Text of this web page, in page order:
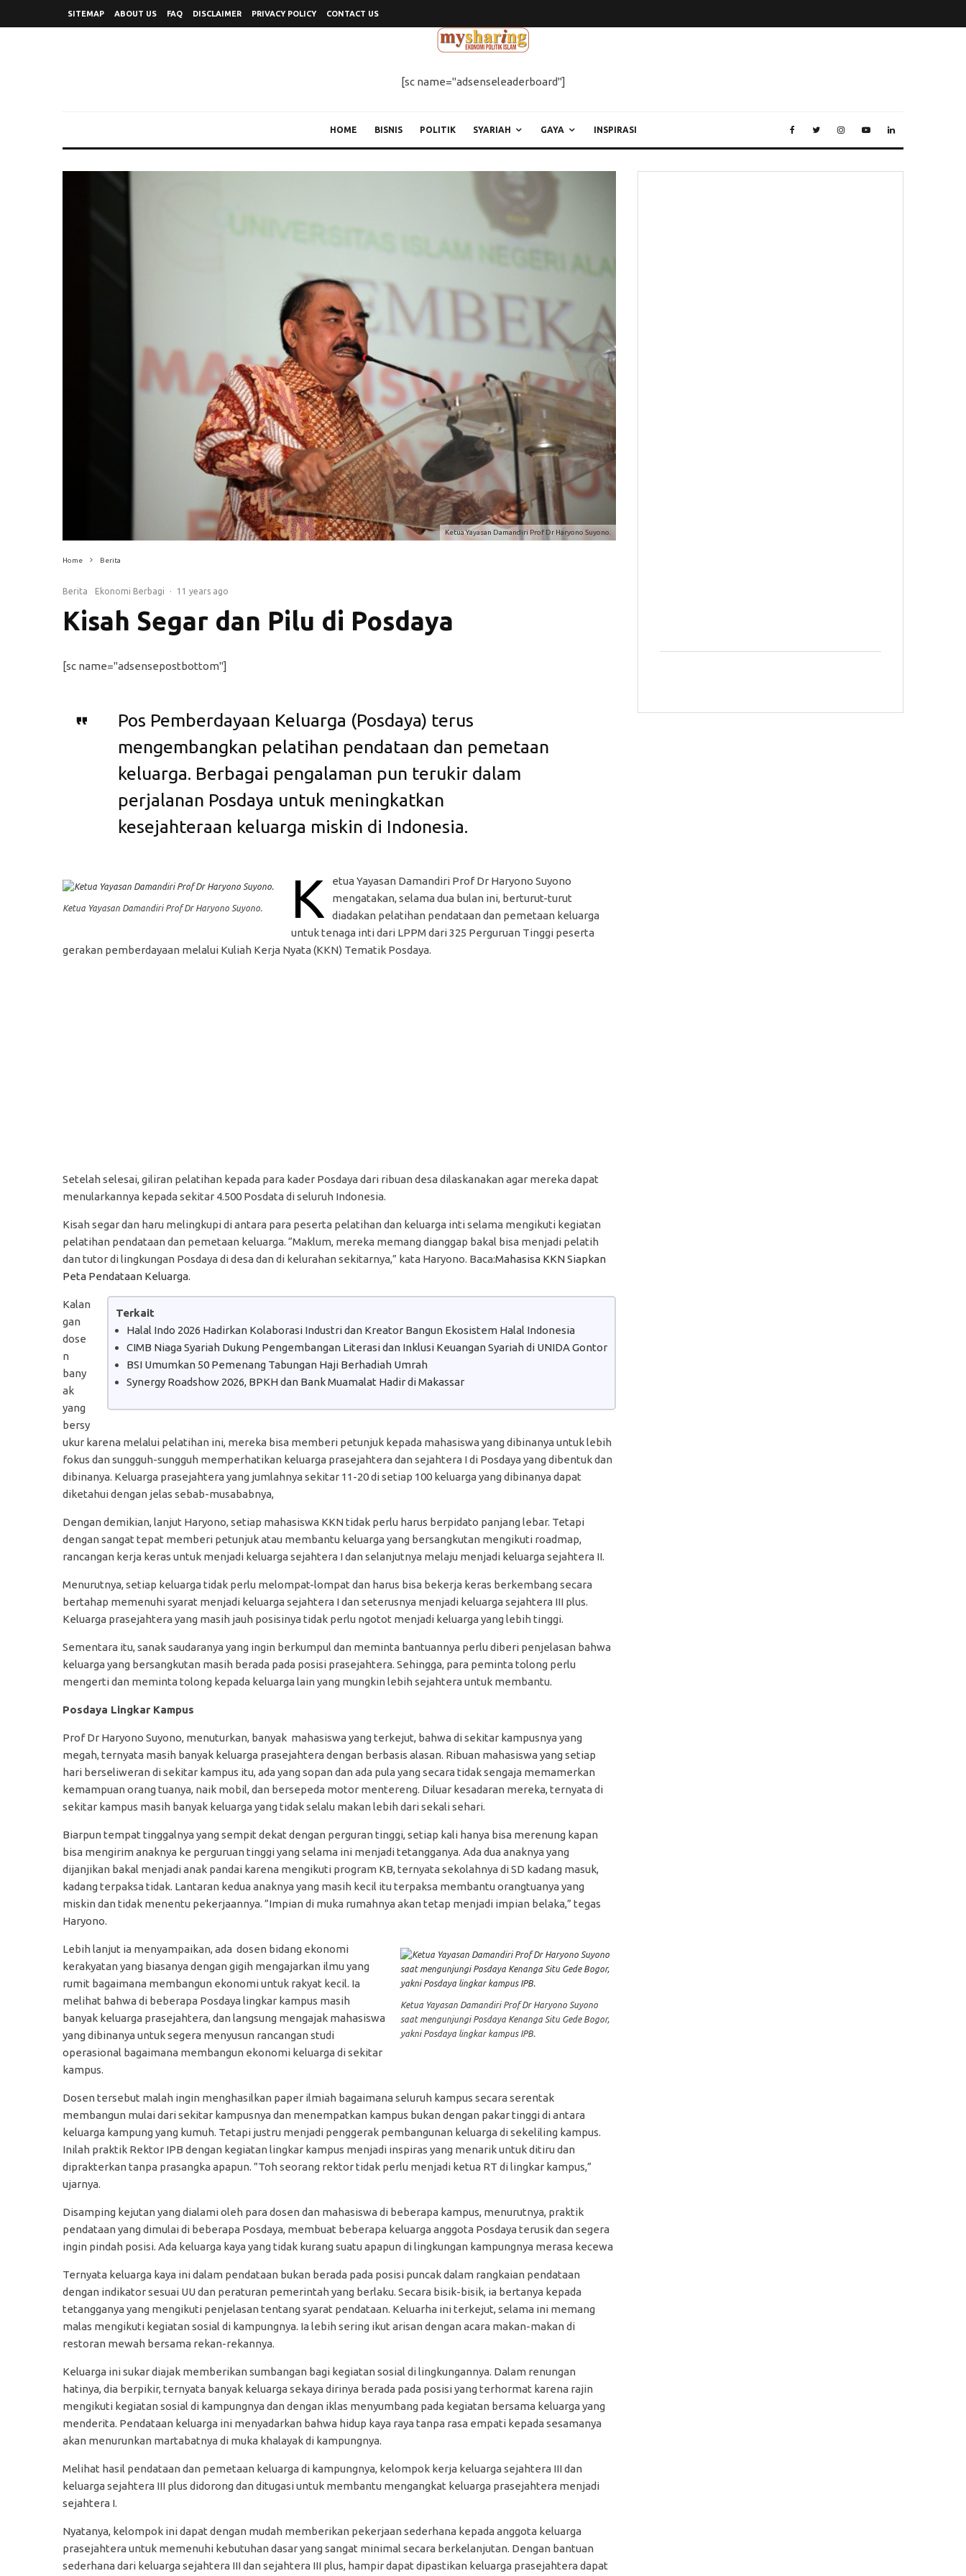
SITEMAP ABOUT US FAQ DISCLAIMER PRIVACY POLICY CONTACT US
[sc name="adsenseleaderboard"]
HOME BISNIS POLITIK SYARIAH GAYA INSPIRASI
Ketua Yayasan Damandiri Prof Dr Haryono Suyono.
Home Berita
Berita Ekonomi Berbagi · 11 years ago
Kisah Segar dan Pilu di Posdaya
[sc name="adsensepostbottom"]
Pos Pemberdayaan Keluarga (Posdaya) terus
mengembangkan pelatihan pendataan dan pemetaan
keluarga. Berbagai pengalaman pun terukir dalam
perjalanan Posdaya untuk meningkatkan
kesejahteraan keluarga miskin di Indonesia.
Ketua Yayasan Damandiri Prof Dr Haryono Suyono. K
etua Yayasan Damandiri Prof Dr Haryono Suyono
mengatakan, selama dua bulan ini, berturut-turut
diadakan pelatihan pendataan dan pemetaan keluarga
untuk tenaga inti dari LPPM dari 325 Perguruan Tinggi peserta
gerakan pemberdayaan melalui Kuliah Kerja Nyata (KKN) Tematik Posdaya.
Setelah selesai, giliran pelatihan kepada para kader Posdaya dari ribuan desa dilaskanakan agar mereka dapat
menularkannya kepada sekitar 4.500 Posdata di seluruh Indonesia.
Kisah segar dan haru melingkupi di antara para peserta pelatihan dan keluarga inti selama mengikuti kegiatan
pelatihan pendataan dan pemetaan keluarga. “Maklum, mereka memang dianggap bakal bisa menjadi pelatih
dan tutor di lingkungan Posdaya di desa dan di kelurahan sekitarnya,” kata Haryono. Baca:Mahasisa KKN Siapkan
Peta Pendataan Keluarga.
Terkait
Halal Indo 2026 Hadirkan Kolaborasi Industri dan Kreator Bangun Ekosistem Halal Indonesia
CIMB Niaga Syariah Dukung Pengembangan Literasi dan Inklusi Keuangan Syariah di UNIDA Gontor
BSI Umumkan 50 Pemenang Tabungan Haji Berhadiah Umrah
Synergy Roadshow 2026, BPKH dan Bank Muamalat Hadir di Makassar
Kalan
gan
dose
n
bany
ak
yang
bersy
ukur karena melalui pelatihan ini, mereka bisa memberi petunjuk kepada mahasiswa yang dibinanya untuk lebih
fokus dan sungguh-sungguh memperhatikan keluarga prasejahtera dan sejahtera I di Posdaya yang dibentuk dan
dibinanya. Keluarga prasejahtera yang jumlahnya sekitar 11-20 di setiap 100 keluarga yang dibinanya dapat
diketahui dengan jelas sebab-musababnya,
Dengan demikian, lanjut Haryono, setiap mahasiswa KKN tidak perlu harus berpidato panjang lebar. Tetapi
dengan sangat tepat memberi petunjuk atau membantu keluarga yang bersangkutan mengikuti roadmap,
rancangan kerja keras untuk menjadi keluarga sejahtera I dan selanjutnya melaju menjadi keluarga sejahtera II.
Menurutnya, setiap keluarga tidak perlu melompat-lompat dan harus bisa bekerja keras berkembang secara
bertahap memenuhi syarat menjadi keluarga sejahtera I dan seterusnya menjadi keluarga sejahtera III plus.
Keluarga prasejahtera yang masih jauh posisinya tidak perlu ngotot menjadi keluarga yang lebih tinggi.
Sementara itu, sanak saudaranya yang ingin berkumpul dan meminta bantuannya perlu diberi penjelasan bahwa
keluarga yang bersangkutan masih berada pada posisi prasejahtera. Sehingga, para peminta tolong perlu
mengerti dan meminta tolong kepada keluarga lain yang mungkin lebih sejahtera untuk membantu.
Posdaya Lingkar Kampus
Prof Dr Haryono Suyono, menuturkan, banyak mahasiswa yang terkejut, bahwa di sekitar kampusnya yang
megah, ternyata masih banyak keluarga prasejahtera dengan berbasis alasan. Ribuan mahasiswa yang setiap
hari berseliweran di sekitar kampus itu, ada yang sopan dan ada pula yang secara tidak sengaja memamerkan
kemampuan orang tuanya, naik mobil, dan bersepeda motor mentereng. Diluar kesadaran mereka, ternyata di
sekitar kampus masih banyak keluarga yang tidak selalu makan lebih dari sekali sehari.
Biarpun tempat tinggalnya yang sempit dekat dengan perguran tinggi, setiap kali hanya bisa merenung kapan
bisa mengirim anaknya ke perguruan tinggi yang selama ini menjadi tetangganya. Ada dua anaknya yang
dijanjikan bakal menjadi anak pandai karena mengikuti program KB, ternyata sekolahnya di SD kadang masuk,
kadang terpaksa tidak. Lantaran kedua anaknya yang masih kecil itu terpaksa membantu orangtuanya yang
miskin dan tidak menentu pekerjaannya. ”Impian di muka rumahnya akan tetap menjadi impian belaka,” tegas
Haryono.
Ketua Yayasan Damandiri Prof Dr Haryono Suyono
saat mengunjungi Posdaya Kenanga Situ Gede Bogor,
yakni Posdaya lingkar kampus IPB.
Lebih lanjut ia menyampaikan, ada dosen bidang ekonomi
kerakyatan yang biasanya dengan gigih mengajarkan ilmu yang
rumit bagaimana membangun ekonomi untuk rakyat kecil. Ia
melihat bahwa di beberapa Posdaya lingkar kampus masih
banyak keluarga prasejahtera, dan langsung mengajak mahasiswa
yang dibinanya untuk segera menyusun rancangan studi
operasional bagaimana membangun ekonomi keluarga di sekitar
kampus.
Dosen tersebut malah ingin menghasilkan paper ilmiah bagaimana seluruh kampus secara serentak
membangun mulai dari sekitar kampusnya dan menempatkan kampus bukan dengan pakar tinggi di antara
keluarga kampung yang kumuh. Tetapi justru menjadi penggerak pembangunan keluarga di sekeliling kampus.
Inilah praktik Rektor IPB dengan kegiatan lingkar kampus menjadi inspiras yang menarik untuk ditiru dan
diprakterkan tanpa prasangka apapun. ”Toh seorang rektor tidak perlu menjadi ketua RT di lingkar kampus,”
ujarnya.
Disamping kejutan yang dialami oleh para dosen dan mahasiswa di beberapa kampus, menurutnya, praktik
pendataan yang dimulai di beberapa Posdaya, membuat beberapa keluarga anggota Posdaya terusik dan segera
ingin pindah posisi. Ada keluarga kaya yang tidak kurang suatu apapun di lingkungan kampungnya merasa kecewa
Ternyata keluarga kaya ini dalam pendataan bukan berada pada posisi puncak dalam rangkaian pendataan
dengan indikator sesuai UU dan peraturan pemerintah yang berlaku. Secara bisik-bisik, ia bertanya kepada
tetangganya yang mengikuti penjelasan tentang syarat pendataan. Keluarha ini terkejut, selama ini memang
malas mengikuti kegiatan sosial di kampungnya. Ia lebih sering ikut arisan dengan acara makan-makan di
restoran mewah bersama rekan-rekannya.
Keluarga ini sukar diajak memberikan sumbangan bagi kegiatan sosial di lingkungannya. Dalam renungan
hatinya, dia berpikir, ternyata banyak keluarga sekaya dirinya berada pada posisi yang terhormat karena rajin
mengikuti kegiatan sosial di kampungnya dan dengan iklas menyumbang pada kegiatan bersama keluarga yang
menderita. Pendataan keluarga ini menyadarkan bahwa hidup kaya raya tanpa rasa empati kepada sesamanya
akan menurunkan martabatnya di muka khalayak di kampungnya.
Melihat hasil pendataan dan pemetaan keluarga di kampungnya, kelompok kerja keluarga sejahtera III dan
keluarga sejahtera III plus didorong dan ditugasi untuk membantu mengangkat keluarga prasejahtera menjadi
sejahtera I.
Nyatanya, kelompok ini dapat dengan mudah memberikan pekerjaan sederhana kepada anggota keluarga
prasejahtera untuk memenuhi kebutuhan dasar yang sangat minimal secara berkelanjutan. Dengan bantuan
sederhana dari keluarga sejahtera III dan sejahtera III plus, hampir dapat dipastikan keluarga prasejahtera dapat